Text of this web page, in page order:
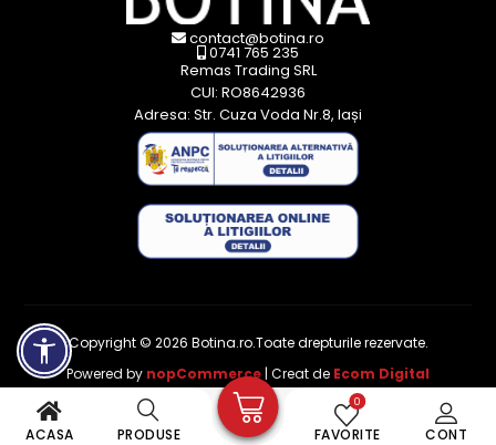
ACASA PRODUSE CONT
FAVORITE
0
contact@botina.ro
0741 765 235
Remas Trading SRL
CUI: RO8642936
Adresa: Str. Cuza Voda Nr.8, Iași
Copyright © 2026 Botina.ro.Toate drepturile rezervate.
Powered by nopCommerce | Creat de Ecom Digital